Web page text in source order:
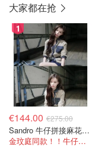
大家都在抢
1
€144.00 €275.00
Sandro 牛仔拼接麻花针织夹克
金玟庭同款！！牛仔拼接超有层次感